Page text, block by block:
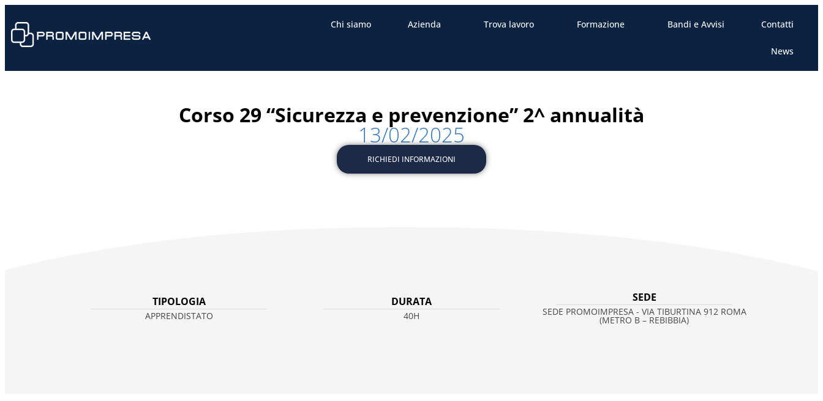
Chi siamo Azienda Trova lavoro Formazione Bandi e Avvisi Contatti
News
Corso 29 “Sicurezza e prevenzione” 2^ annualità
13/02/2025
RICHIEDI INFORMAZIONI
TIPOLOGIA
APPRENDISTATO
DURATA
40H
SEDE
SEDE PROMOIMPRESA - VIA TIBURTINA 912 ROMA
(METRO B – REBIBBIA)